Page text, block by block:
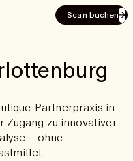
Scan buchen
Partnerpraxis in
zu innovativer
– ohne